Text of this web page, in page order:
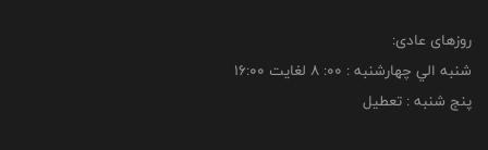
روزهای عادی:
شنبه الي چهارشنبه : 00: 8 لغايت 16:00
پنج شنبه : تعطیل